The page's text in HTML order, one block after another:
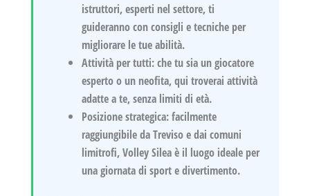
istruttori, esperti nel settore, ti
guideranno con consigli e tecniche per
migliorare le tue abilità.
Attività per tutti:che tu sia un giocatore
esperto o un neofita, qui troverai attività
adatte a te, senza limiti di età.
Posizione strategica:facilmente
raggiungibile da Treviso e dai comuni
limitrofi, Volley Silea è il luogo ideale per
una giornata di sport e divertimento.